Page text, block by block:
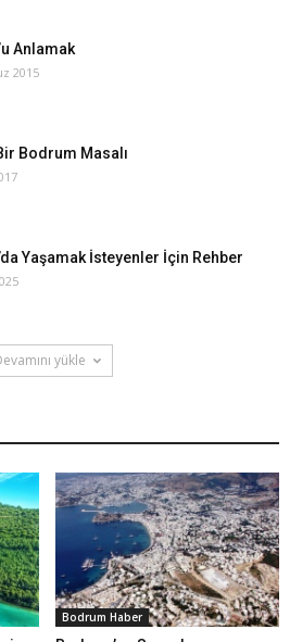
Anlamak
2015
Bodrum Masalı
Yaşamak İsteyenler İçin Rehber
yükle
Bodrum Haber